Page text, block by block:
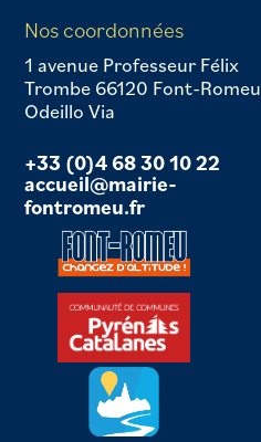
Nos coordonnées
1 avenue Professeur Félix
Trombe 66120 Font-Romeu
Odeillo Via
+33 (0)4 68 30 10 22
accueil@mairie-
fontromeu.fr